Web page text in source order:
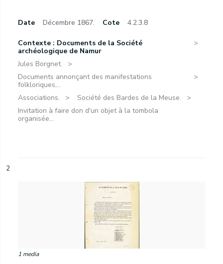
Date Décembre 1867. Cote 4.2.3.8
Contexte : Documents de la Société
archéologique de Namur
Jules Borgnet.
Documents annonçant des manifestations
folkloriques,...
Associations.
Société des Bardes de la Meuse.
Invitation à faire don d'un objet à la tombola
organisée...
2
1 media